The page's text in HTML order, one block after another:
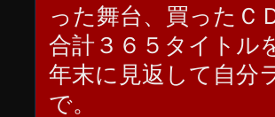
った舞台、買ったＣ
合計３６５タイトル
年末に見返して自分
で。